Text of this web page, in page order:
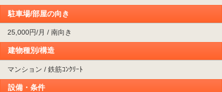
駐車場/部屋の向き
25,000円/月 / 南向き
建物種別/構造
マンション / 鉄筋ｺﾝｸﾘｰﾄ
設備・条件